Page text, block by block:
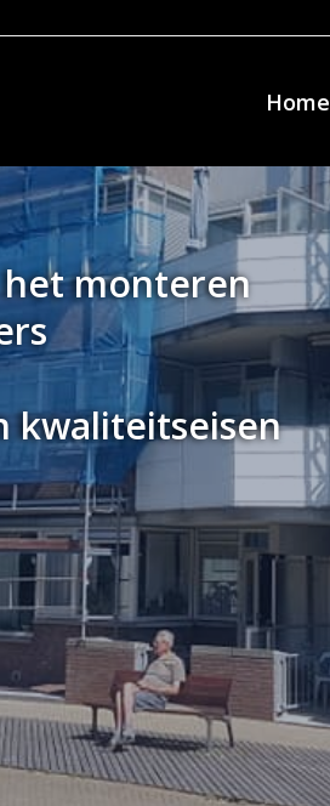
Home
het monteren
kwaliteitseisen